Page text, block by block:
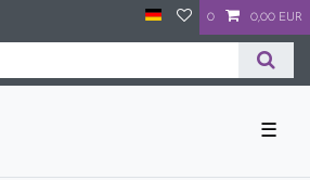
0 0,00 EUR
☰